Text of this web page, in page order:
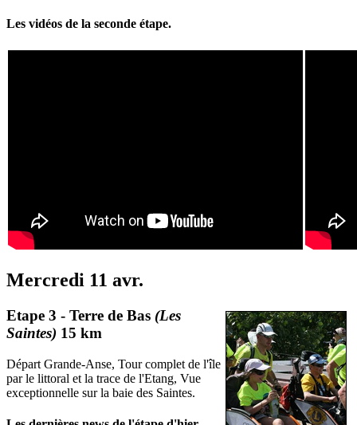
Les vidéos de la seconde étape.
Mercredi 11 avr.
Etape 3 - Terre de Bas (Les
Saintes) 15 km
Départ Grande-Anse, Tour complet de l'île
par le littoral et la trace de l'Etang, Vue
exceptionnelle sur la baie des Saintes.